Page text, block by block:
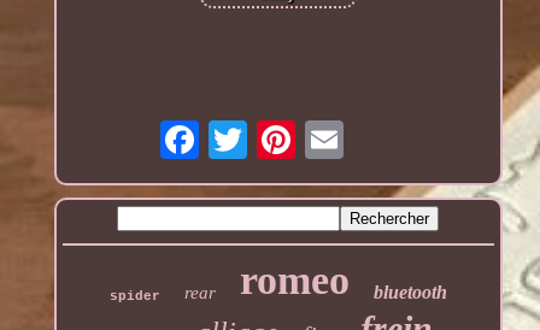
spider rear romeo bluetooth